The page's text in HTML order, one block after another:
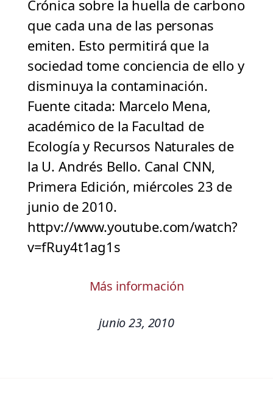
Crónica sobre la huella de carbono
que cada una de las personas
emiten. Esto permitirá que la
sociedad tome conciencia de ello y
disminuya la contaminación.
Fuente citada: Marcelo Mena,
académico de la Facultad de
Ecología y Recursos Naturales de
la U. Andrés Bello. Canal CNN,
Primera Edición, miércoles 23 de
junio de 2010.
httpv://www.youtube.com/watch?
v=fRuy4t1ag1s
Más información
junio 23, 2010